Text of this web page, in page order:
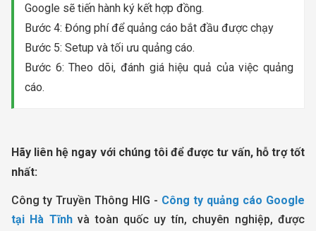
Google sẽ tiến hành ký kết hợp đồng.
Bước 4: Đóng phí để quảng cáo bắt đầu được chạy
Bước 5: Setup và tối ưu quảng cáo.
Bước 6: Theo dõi, đánh giá hiệu quả của việc quảng
cáo.
Hãy liên hệ ngay với chúng tôi để được tư vấn, hỗ trợ tốt
nhất:
Công ty Truyền Thông HIG - Công ty quảng cáo Google
tại Hà Tĩnhvà toàn quốc uy tín, chuyên nghiệp, được